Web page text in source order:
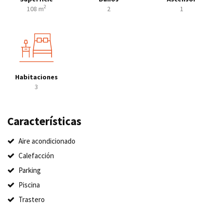
108 m2
2
1
Habitaciones
3
Características
Aire acondicionado
Calefacción
Parking
Piscina
Trastero